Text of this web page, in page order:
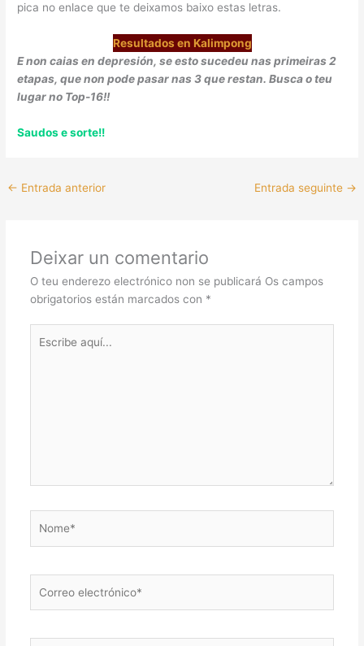
pica no enlace que te deixamos baixo estas letras.
Resultados en Kalimpong
E non caias en depresión, se esto sucedeu nas primeiras 2
etapas, que non pode pasar nas 3 que restan. Busca o teu
lugar no Top-16!!
Saudos e sorte!!
← Entrada anterior Entrada seguinte →
Deixar un comentario
O teu enderezo electrónico non se publicará Os campos
obrigatorios están marcados con *
aquí...
electrónico*